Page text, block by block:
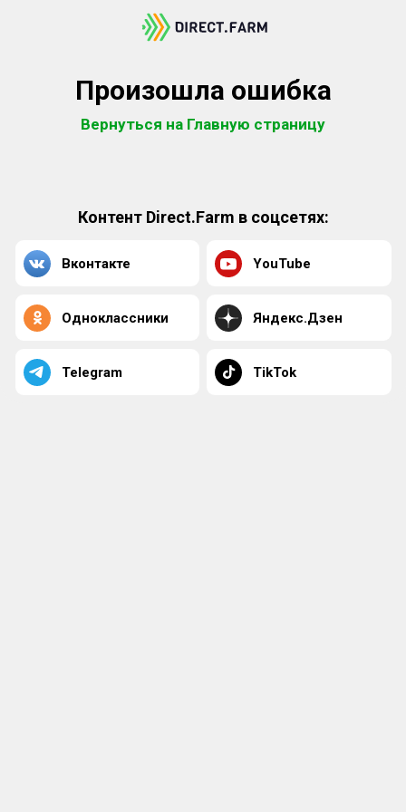
Произошла ошибка
Вернуться на Главную страницу
Контент Direct.Farm в соцсетях:
Вконтакте YouTube
Одноклассники Яндекс.Дзен
Telegram TikTok